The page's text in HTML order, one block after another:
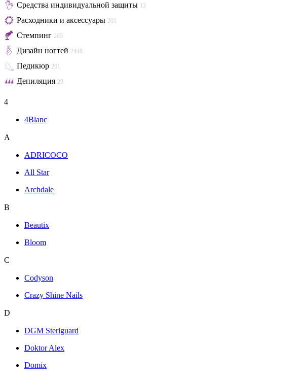
Средства индивидуальной защиты 13
Расходники и аксессуары 201
Стемпинг 265
Дизайн ногтей 2448
Педикюр 261
Депиляция 29
4
4Blanc
A
ADRICOCO
All Star
Archdale
B
Beautix
Bloom
C
Codyson
Crazy Shine Nails
D
DGM Steriguard
Doktor Alex
Domix